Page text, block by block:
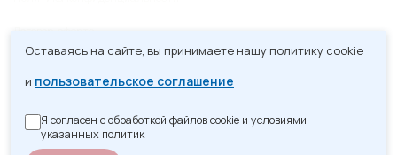
Оставаясь на сайте, вы принимаете нашу политику cookie
и пользовательское соглашение
Я согласен с обработкой файлов cookie и условиями
указанных политик